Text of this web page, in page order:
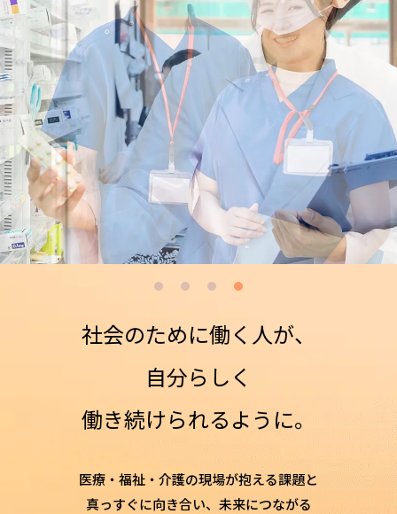
社会のために働く人が、
自分らしく
働き続けられるように。
医療・福祉・介護の現場が抱える課題と
真っすぐに向き合い、 未来につながる